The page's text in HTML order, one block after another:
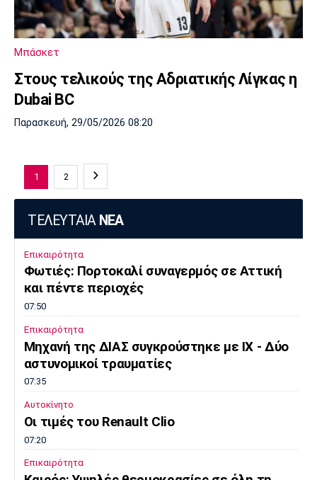
Μπάσκετ
Στους τελικούς της Αδριατικής Λίγκας η
Dubai BC
Παρασκευή, 29/05/2026 08:20
1 2
ΤΕΛΕΥΤΑΙΑ ΝΕΑ
Επικαιρότητα
Φωτιές: Πορτοκαλί συναγερμός σε Αττική
και πέντε περιοχές
07:50
Επικαιρότητα
Μηχανή της ΔΙΑΣ συγκρούστηκε με ΙΧ - Δύο
αστυνομικοί τραυματίες
07:35
Αυτοκίνητο
Οι τιμές του Renault Clio
07:20
Επικαιρότητα